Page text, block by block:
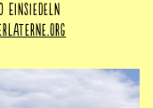
Einsiedeln